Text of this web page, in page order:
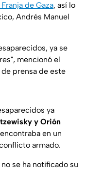
de Gaza, así lo
Andrés Manuel
ya se
", mencionó el
prensa de este
ya
y Orión
en un
armado.
se ha notificado su